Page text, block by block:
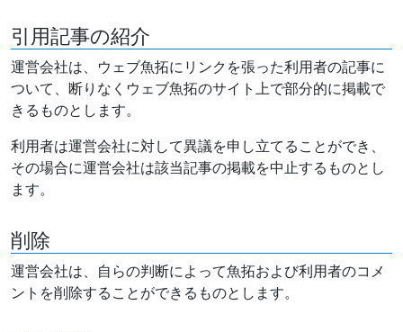
引用記事の紹介
運営会社は、ウェブ魚拓にリンクを張った利用者の記事に
ついて、断りなくウェブ魚拓のサイト上で部分的に掲載で
きるものとします。
利用者は運営会社に対して異議を申し立てることができ、
その場合に運営会社は該当記事の掲載を中止するものとし
ます。
削除
運営会社は、自らの判断によって魚拓および利用者のコメ
ントを削除することができるものとします。